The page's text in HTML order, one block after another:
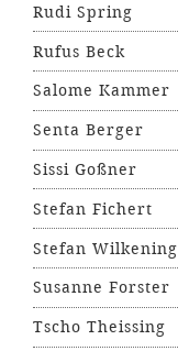
Rudi Spring
Rufus Beck
Salome Kammer
Senta Berger
Sissi Goßner
Stefan Fichert
Stefan Wilkening
Susanne Forster
Tscho Theissing